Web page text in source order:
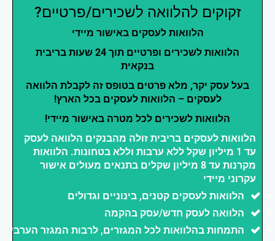
זקוקים להלוואה לשכירים/פרטיים?
הלוואות לעסקים באישור מיידי
הלוואות לשכירים ופרטיים תוך 24 שעות בריבית
בנקאית
בעל עסק יקר, מלא פרטים בטופס זה לקבלת הלוואה
לעסקים – הלוואות לעסקים בכל הארץ!
הלוואות לשכירים לכל מטרה באישור מיידי!
הלוואות לעסקים בריבית זולה מהבנקים הלוואה לעסק
עד 1 מיליון שקל ללא ערבות וללא בטחונות. הלוואות
מקרנות עד 8 מיליון שקלים בתנאים מעולים אישור
עקרוני מיידי
הלוואות לעסקים קטנים, בינוניים וגדולים
הלוואה לעסק חדש/עסק בהקמה
התמחות בהלוואות לכל המגזרים, לרבות המגזר הערבי